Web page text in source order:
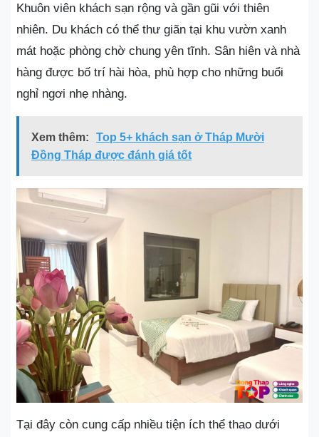
Khuôn viên khách sạn rộng và gần gũi với thiên
nhiên. Du khách có thể thư giãn tại khu vườn xanh
mát hoặc phòng chờ chung yên tĩnh. Sân hiên và nhà
hàng được bố trí hài hòa, phù hợp cho những buổi
nghỉ ngơi nhẹ nhàng.
Xem thêm:
Top 5+ khách sạn ở Tháp Mười
Đồng Tháp được đánh giá tốt
Tại đây còn cung cấp nhiều tiện ích thể thao dưới